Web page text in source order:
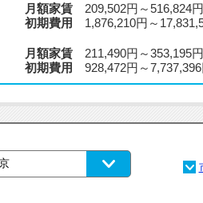
月額家賃 209,502円～516,824円
初期費用
1,876,210円～
月額家賃 211,490円～353,195円
初期費用
928,472円～